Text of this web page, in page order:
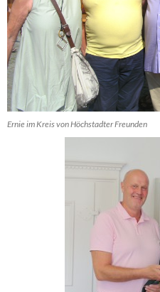
Ernie im Kreis von Höchstadter Freunden